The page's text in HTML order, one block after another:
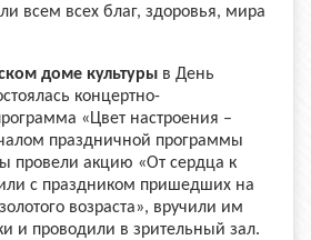
всем всех благ, здоровья, мира
доме культуры в День
концертно-
«Цвет настроения –
праздничной программы
провели акцию «От сердца к
с праздником пришедших на
возраста», вручили им
и проводили в зрительный зал.